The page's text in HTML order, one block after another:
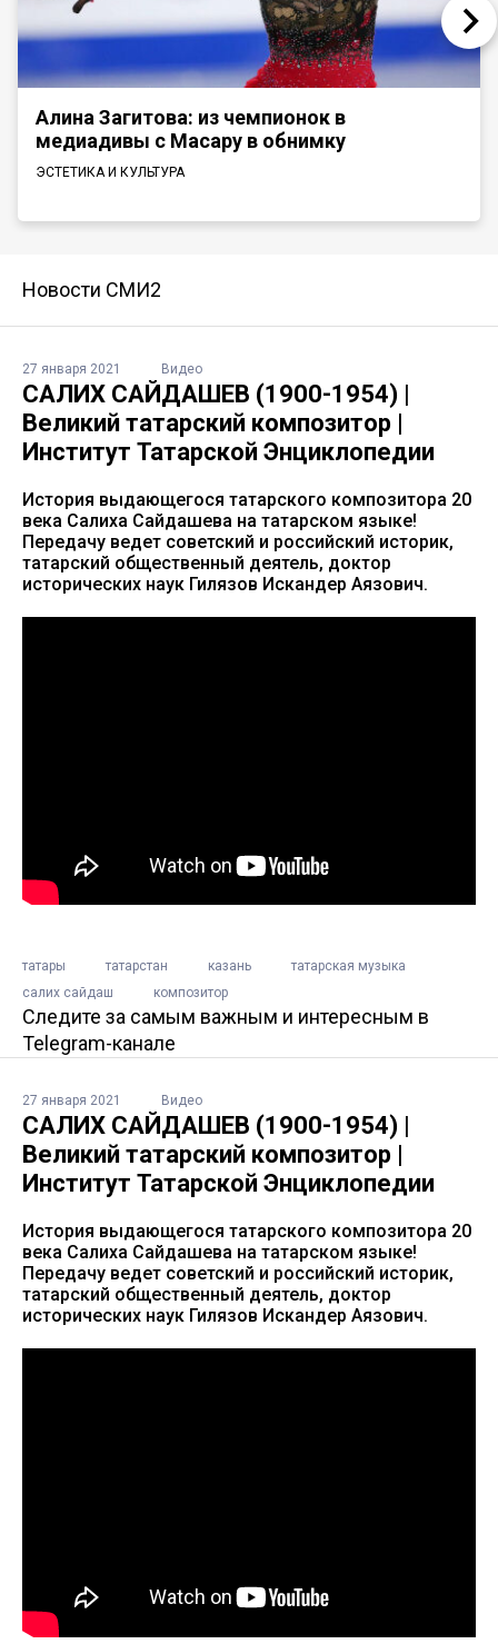
Алина Загитова: из чемпионок в
медиадивы с Масару в обнимку
ЭСТЕТИКА И КУЛЬТУРА
Новости СМИ2
27 января 2021 Видео
САЛИХ САЙДАШЕВ (1900-1954) |
Великий татарский композитор |
Институт Татарской Энциклопедии
История выдающегося татарского композитора 20
века Салиха Сайдашева на татарском языке!
Передачу ведет советский и российский историк,
татарский общественный деятель, доктор
исторических наук Гилязов Искандер Аязович.
татары татарстан казань
татарская музыка
салих сайдаш
композитор
Следите за самым важным и интересным в
Telegram-канале
27 января 2021 Видео
САЛИХ САЙДАШЕВ (1900-1954) |
Великий татарский композитор |
Институт Татарской Энциклопедии
История выдающегося татарского композитора 20
века Салиха Сайдашева на татарском языке!
Передачу ведет советский и российский историк,
татарский общественный деятель, доктор
исторических наук Гилязов Искандер Аязович.